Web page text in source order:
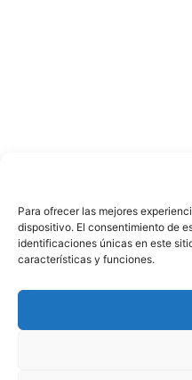
Para ofrecer las mejores
dispositivo. El consentimiento de
identificaciones únicas en este
características y funciones.